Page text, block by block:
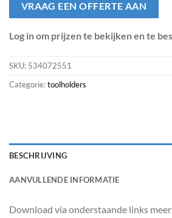
VRAAG EEN OFFERTE AAN
Log in om prijzen te bekijken en te
SKU: 534072551
Categorie:toolholders
BESCHRIJVING
AANVULLENDE INFORMATIE
Download via onderstaande links